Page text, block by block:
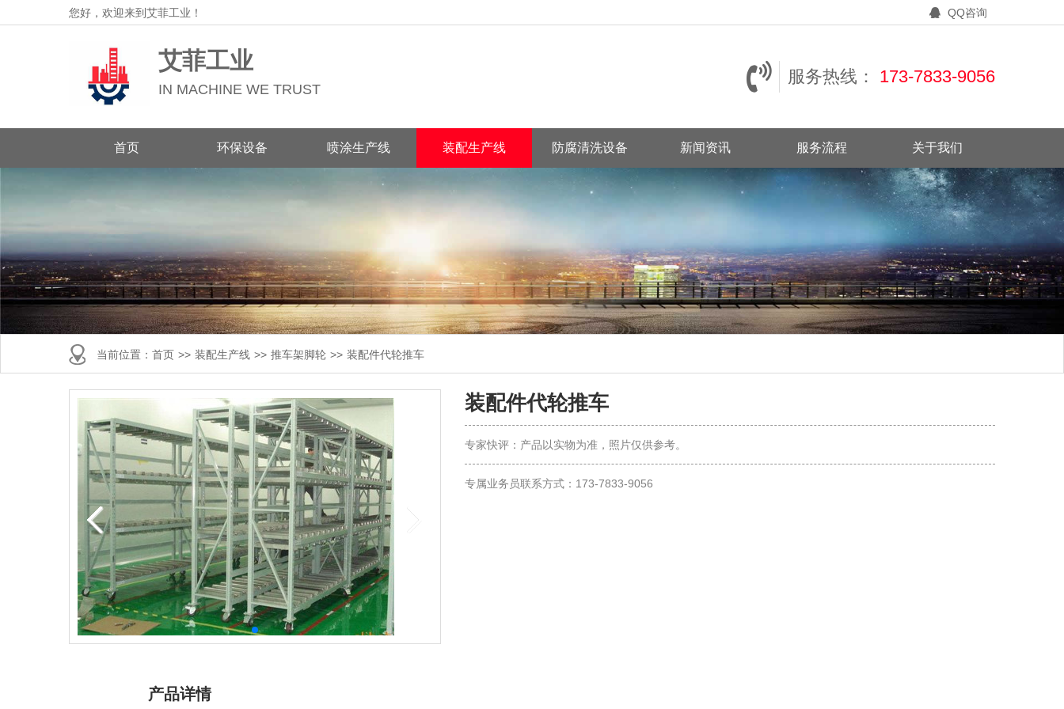
您好，欢迎来到艾菲工业！ QQ咨询
艾菲工业
IN MACHINE WE TRUST
服务热线： 173-7833-9056
首页 环保设备 喷涂生产线 装配生产线 防腐清洗设备 新闻资讯 服务流程 关于我们
当前位置： 首页 >> 装配生产线 >> 推车架脚轮 >> 装配件代轮推车
装配件代轮推车
专家快评：产品以实物为准，照片仅供参考。
专属业务员联系方式：173-7833-9056
产品详情